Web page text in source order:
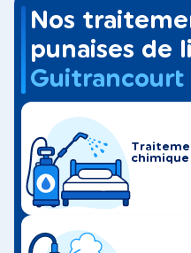
Nos
punaises de
Guitrancourt
chimique